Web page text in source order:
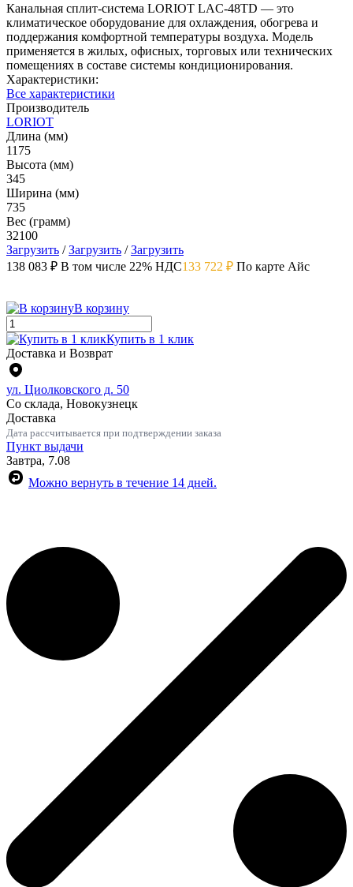
Канальная сплит-система LORIOT LAC-48TD — это
климатическое оборудование для охлаждения, обогрева и
поддержания комфортной температуры воздуха. Модель
применяется в жилых, офисных, торговых или технических
помещениях в составе системы кондиционирования.
Характеристики:
Все характеристики
Производитель
LORIOT
Длина (мм)
1175
Высота (мм)
345
Ширина (мм)
735
Вес (грамм)
32100
Загрузить /Загрузить /Загрузить
138 083 ₽ В том числе 22% НДС133 722 ₽ По карте Айс
В корзину
Купить в 1 клик
Доставка и Возврат
ул. Циолковского д. 50
Со склада, Новокузнецк
Доставка
Дата рассчитывается при подтверждении заказа
Пункт выдачи
Завтра, 7.08
Можно вернуть в течение 14 дней.